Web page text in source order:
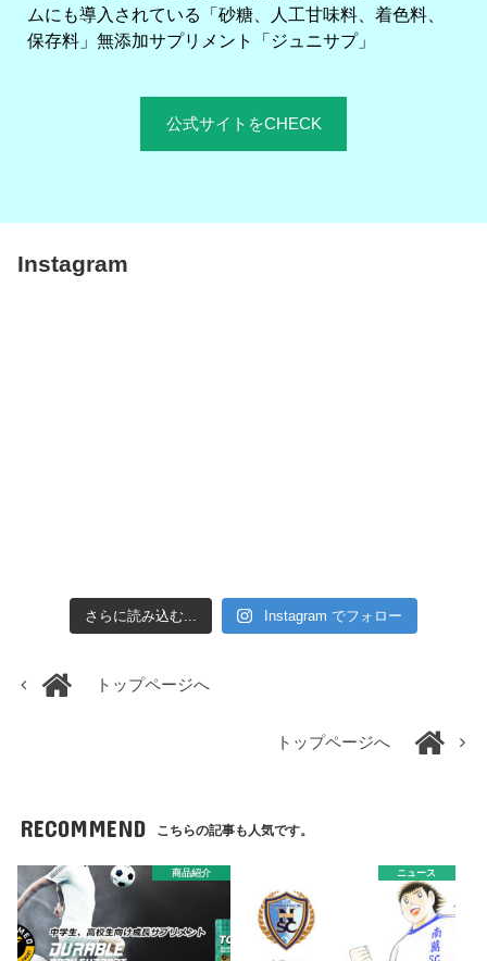
ムにも導入されている「砂糖、人工甘味料、着色料、
保存料」無添加サプリメント「ジュニサプ」
公式サイトをCHECK
Instagram
さらに読み込む... Instagram でフォロー
トップページへ
トップページへ
RECOMMEND こちらの記事も人気です。
商品紹介 ニュース